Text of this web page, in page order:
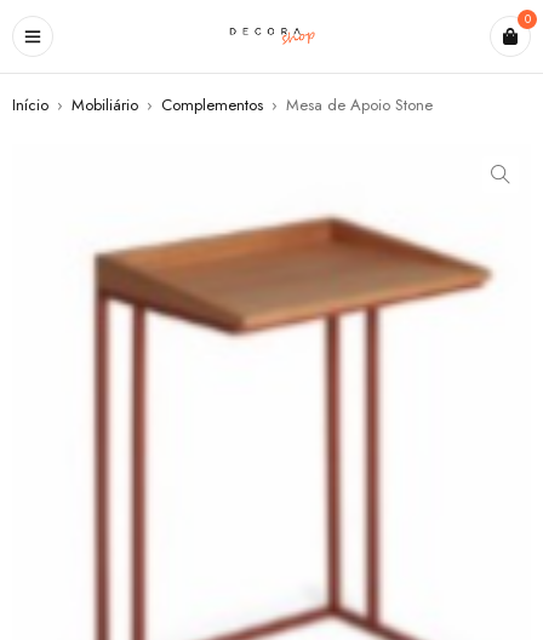
0
Início › Mobiliário › Complementos › Mesa de Apoio Stone